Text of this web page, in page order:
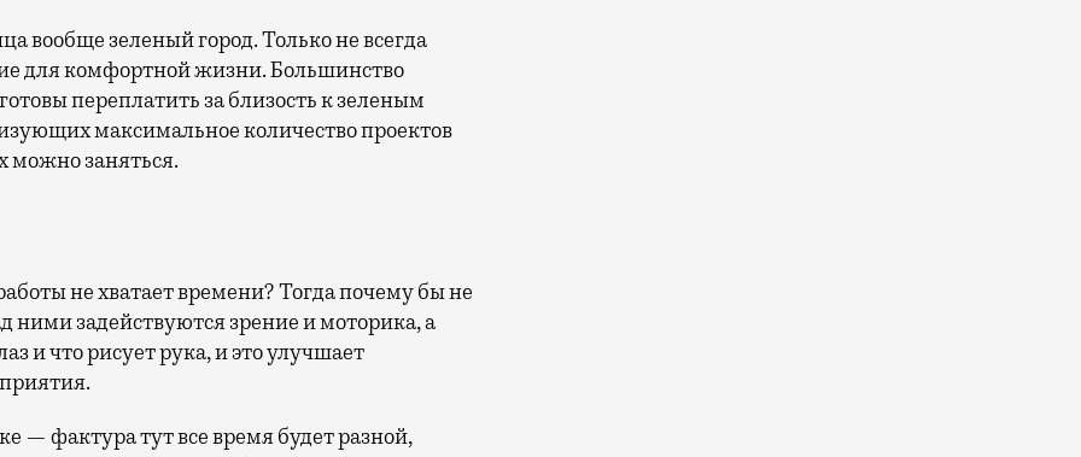
вообще зеленый город. Только не всегда
для комфортной жизни. Большинство
переплатить за близость к зеленым
максимальное количество проектов
можно заняться.
не хватает времени? Тогда почему бы не
ними задействуются зрение и моторика, а
и что рисует рука, и это улучшает
— фактура тут все время будет разной,